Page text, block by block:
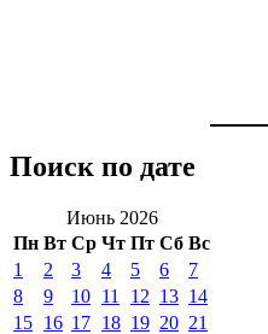
Поиск по дате
Июнь 2026
Пн Вт Ср Чт Пт Сб Вс
1
2 3 4 5 6
7
8
9 10 11 12 13 14
15 16 17 18 19 20 21